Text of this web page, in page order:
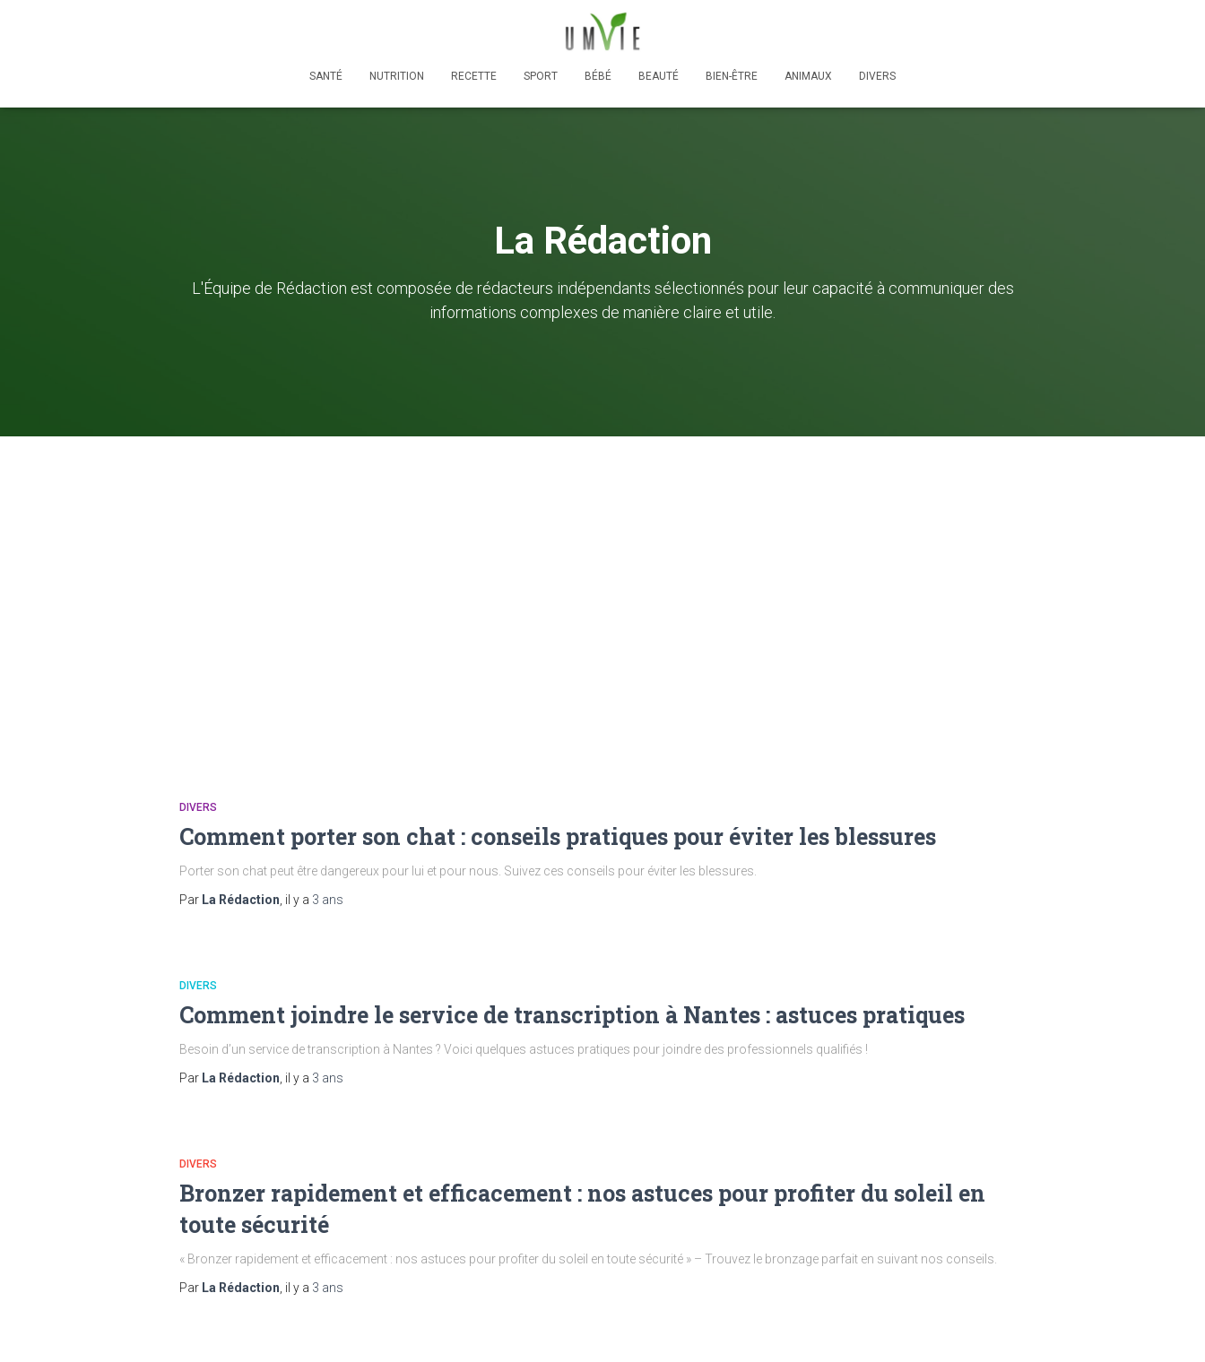
SANTÉ NUTRITION RECETTE SPORT BÉBÉ BEAUTÉ BIEN-ÊTRE ANIMAUX DIVERS
La Rédaction
L'Équipe de Rédaction est composée de rédacteurs indépendants sélectionnés pour leur capacité à communiquer des
informations complexes de manière claire et utile.
DIVERS
Comment porter son chat : conseils pratiques pour éviter les blessures
Porter son chat peut être dangereux pour lui et pour nous. Suivez ces conseils pour éviter les blessures.
Par La Rédaction , il y a 3 ans
DIVERS
Comment joindre le service de transcription à Nantes : astuces pratiques
Besoin d’un service de transcription à Nantes ? Voici quelques astuces pratiques pour joindre des professionnels qualifiés !
Par La Rédaction , il y a 3 ans
DIVERS
Bronzer rapidement et efficacement : nos astuces pour profiter du soleil en
toute sécurité
« Bronzer rapidement et efficacement : nos astuces pour profiter du soleil en toute sécurité » – Trouvez le bronzage parfait en suivant nos conseils.
Par La Rédaction , il y a 3 ans